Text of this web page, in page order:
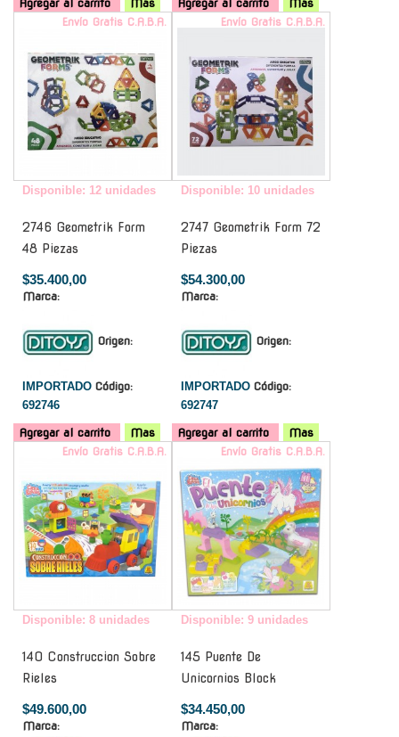
Agregar al carrito Mas Agregar al carrito
Mas
Envío Gratis C.A.B.A.
Disponible: 12 unidades
2746 Geometrik Form
48 Piezas
$35.400,00
Marca:
Origen:
IMPORTADO Código:
692746
Agregar al carrito Mas
Envío Gratis C.A.B.A.
Disponible: 10 unidades
2747 Geometrik Form 72
Piezas
$54.300,00
Marca:
Origen:
IMPORTADO Código:
692747
Agregar al carrito
Mas
Envío Gratis C.A.B.A.
Disponible: 8 unidades
140 Construccion Sobre
Rieles
$49.600,00
Marca:
Envío Gratis C.A.B.A.
Disponible: 9 unidades
145 Puente De
Unicornios Block
$34.450,00
Marca: